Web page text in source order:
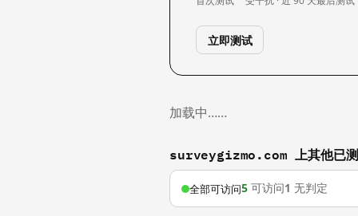
立即测试
加载中……
surveygizmo.com 上其他已
全部可访问5 可访问1 无判定